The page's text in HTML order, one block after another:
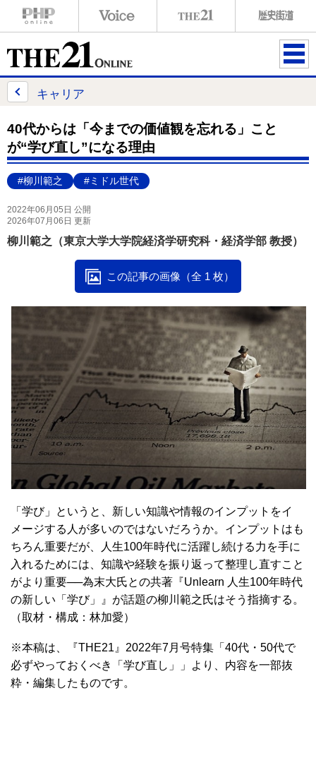
ME
キャリア
40代からは「今までの価値観を忘れる」こと
が“学び直し”になる理由
#柳川範之 #ミドル世代
2022年06月05日 公開
2026年07月06日 更新
柳川範之（東京大学大学院経済学研究科・経済学部 教授）
この記事の画像（全 1 枚）
「学び」というと、新しい知識や情報のインプットをイ
メージする人が多いのではないだろうか。インプットはも
ちろん重要だが、人生100年時代に活躍し続ける力を手に
入れるためには、知識や経験を振り返って整理し直すこと
がより重要──為末大氏との共著『Unlearn 人生100年時代
の新しい「学び」』が話題の柳川範之氏はそう指摘する。
（取材・構成：林加愛）
※本稿は、『THE21』2022年7月号特集「40代・50代で
必ずやっておくべき「学び直し」」より、内容を一部抜
粋・編集したものです。